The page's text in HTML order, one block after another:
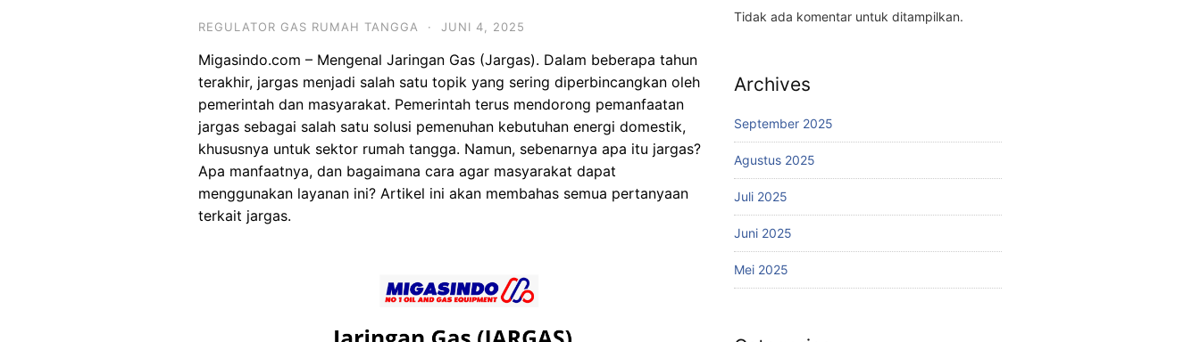
REGULATOR GAS RUMAH TANGGA · JUNI 4, 2025
Migasindo.com – Mengenal Jaringan Gas (Jargas). Dalam beberapa tahun
terakhir, jargas menjadi salah satu topik yang sering diperbincangkan oleh
pemerintah dan masyarakat. Pemerintah terus mendorong pemanfaatan
jargas sebagai salah satu solusi pemenuhan kebutuhan energi domestik,
khususnya untuk sektor rumah tangga. Namun, sebenarnya apa itu jargas?
Apa manfaatnya, dan bagaimana cara agar masyarakat dapat
menggunakan layanan ini? Artikel ini akan membahas semua pertanyaan
terkait jargas.
Tidak ada komentar untuk ditampilkan.
Archives
September 2025
Agustus 2025
Juli 2025
Juni 2025
Mei 2025